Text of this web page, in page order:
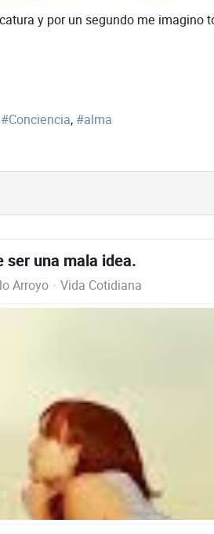
y por un segundo me
Conciencia alma
ser una mala idea.
Arroyo Vida Cotidiana